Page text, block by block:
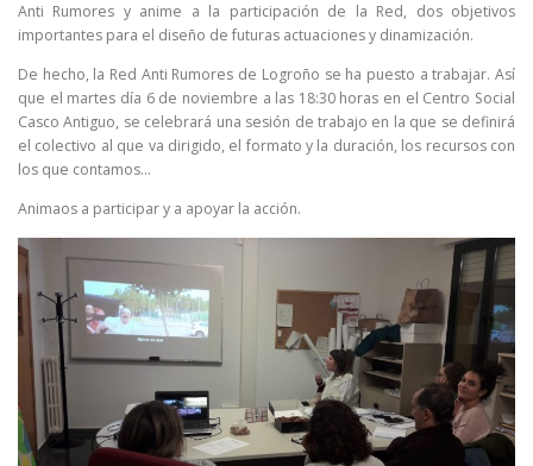
Anti Rumores y anime a la participación de la Red, dos objetivos
importantes para el diseño de futuras actuaciones y dinamización.
De hecho, la Red Anti Rumores de Logroño se ha puesto a trabajar. Así
que el martes día 6 de noviembre a las 18:30 horas en el Centro Social
Casco Antiguo, se celebrará una sesión de trabajo en la que se definirá
el colectivo al que va dirigido, el formato y la duración, los recursos con
los que contamos…
Animaos a participar y a apoyar la acción.